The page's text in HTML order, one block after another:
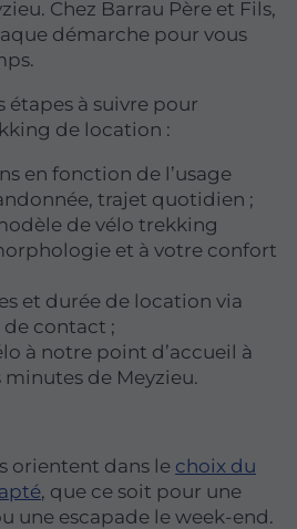
Chez Barrau Père et Fils,
démarche pour vous
étapes à suivre pour
de location :
en fonction de l’usage
trajet quotidien ;
de vélo trekking
et à votre confort
et durée de location via
contact ;
à notre point d’accueil à
minutes de Meyzieu.
orientent dans le choix du
, que ce soit pour une
une escapade le week-end.